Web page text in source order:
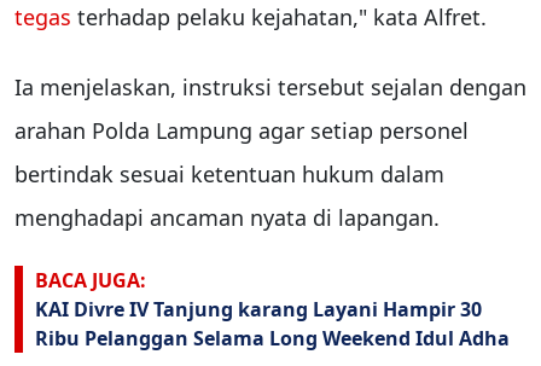
tegas terhadap pelaku kejahatan," kata Alfret.
Ia menjelaskan, instruksi tersebut sejalan dengan
arahan Polda Lampung agar setiap personel
bertindak sesuai ketentuan hukum dalam
menghadapi ancaman nyata di lapangan.
BACA JUGA:
KAI Divre IV Tanjung karang Layani Hampir 30
Ribu Pelanggan Selama Long Weekend Idul Adha